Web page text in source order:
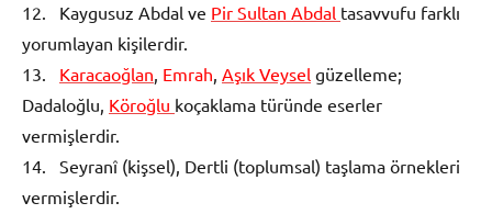
12. Kaygusuz Abdal ve Pir Sultan Abdal tasavvufu farklı
yorumlayan kişilerdir.
13. Karacaoğlan, Emrah, Aşık Veysel güzelleme;
Dadaloğlu, Köroğlu koçaklama türünde eserler
vermişlerdir.
14. Seyranî (kişsel), Dertli (toplumsal) taşlama örnekleri
vermişlerdir.